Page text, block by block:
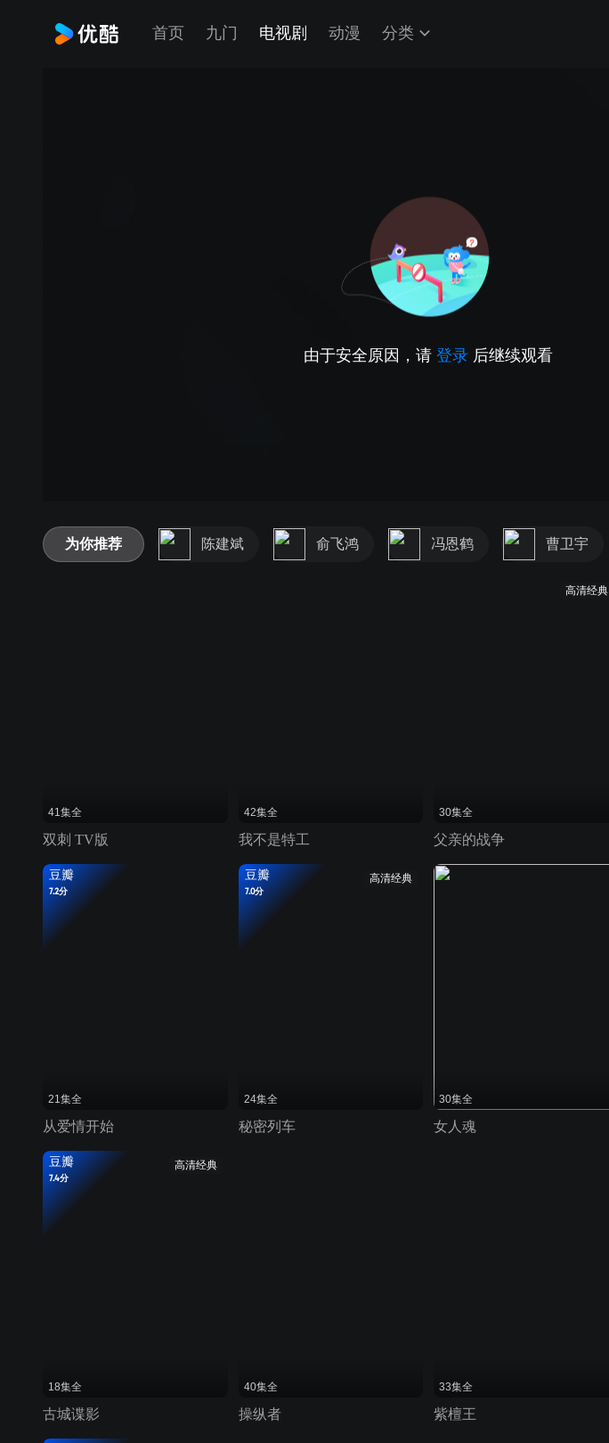
首页 九门 电视剧 动漫 分类
由于安全原因，请 登录 后继续观看
为你推荐 陈建斌 俞飞鸿 冯恩鹤 曹卫宇
41集全
双刺 TV版
42集全
我不是特工
高清经典
30集全
父亲的战争
豆瓣
7.2分
21集全
从爱情开始
高清经典
豆瓣
7.0分
24集全
秘密列车
30集全
女人魂
高清经典
豆瓣
7.4分
18集全
古城谍影
40集全
操纵者
33集全
紫檀王